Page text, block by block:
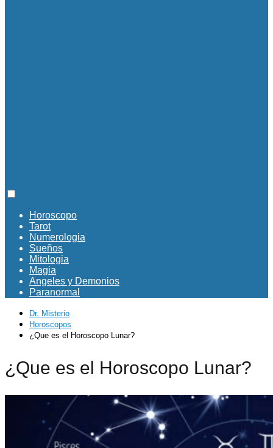
Horoscopo
Tarot
Numerologia
Sueños
Mitologia
Magia
Angeles y Demonios
Paranormal
Dr. Misterio
Horoscopos
¿Que es el Horoscopo Lunar?
¿Que es el Horoscopo Lunar?